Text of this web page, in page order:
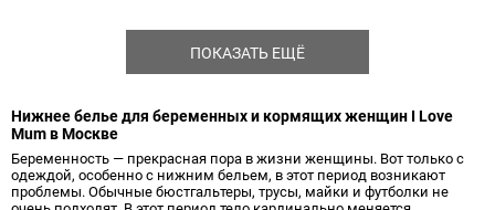
ПОКАЗАТЬ ЕЩЁ
Нижнее белье для беременных и кормящих женщин I Love
Mum в Москве
Беременность — прекрасная пора в жизни женщины. Вот только с
одеждой, особенно с нижним бельем, в этот период возникают
проблемы. Обычные бюстгальтеры, трусы, майки и футболки не